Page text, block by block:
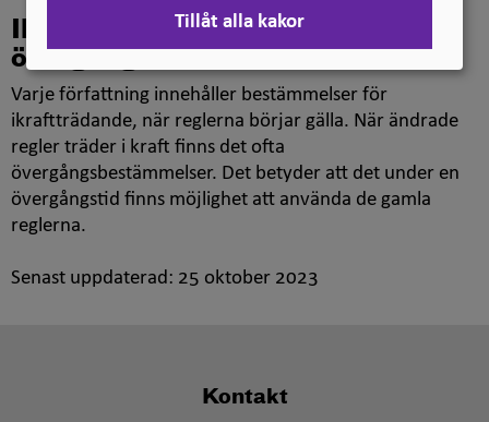
Ikraftträdande och
övergångsbestämmelser
Varje författning innehåller bestämmelser för
ikraftträdande, när reglerna börjar gälla. När ändrade
regler träder i kraft finns det ofta
övergångsbestämmelser. Det betyder att det under en
övergångstid finns möjlighet att använda de gamla
reglerna.
Senast uppdaterad: 25 oktober 2023
Kontakt
Tillåt alla kakor